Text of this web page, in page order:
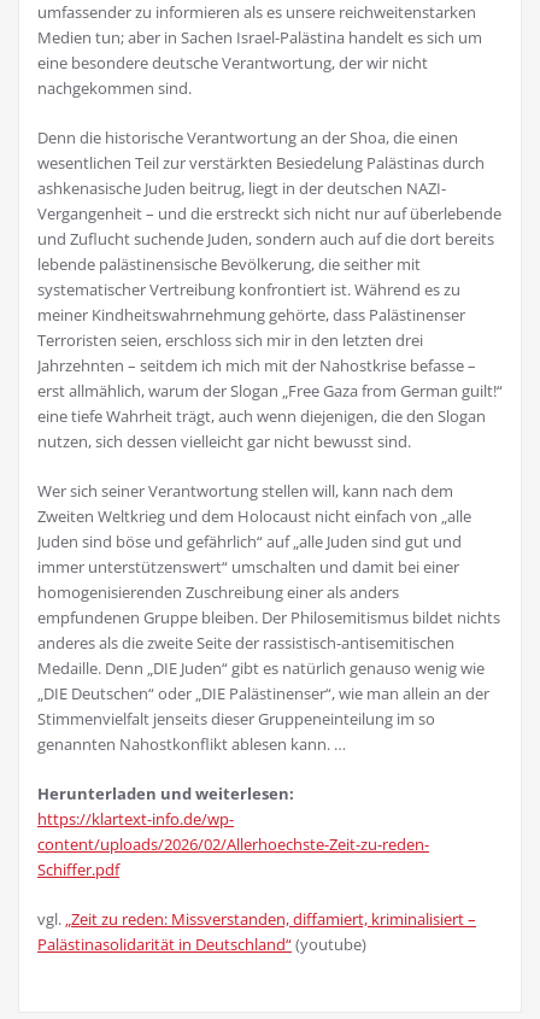
umfassender zu informieren als es unsere reichweitenstarken
Medien tun; aber in Sachen Israel-Palästina handelt es sich um
eine besondere deutsche Verantwortung, der wir nicht
nachgekommen sind.
Denn die historische Verantwortung an der Shoa, die einen
wesentlichen Teil zur verstärkten Besiedelung Palästinas durch
ashkenasische Juden beitrug, liegt in der deutschen NAZI-
Vergangenheit – und die erstreckt sich nicht nur auf überlebende
und Zuflucht suchende Juden, sondern auch auf die dort bereits
lebende palästinensische Bevölkerung, die seither mit
systematischer Vertreibung konfrontiert ist. Während es zu
meiner Kindheitswahrnehmung gehörte, dass Palästinenser
Terroristen seien, erschloss sich mir in den letzten drei
Jahrzehnten – seitdem ich mich mit der Nahostkrise befasse –
erst allmählich, warum der Slogan „Free Gaza from German guilt!“
eine tiefe Wahrheit trägt, auch wenn diejenigen, die den Slogan
nutzen, sich dessen vielleicht gar nicht bewusst sind.
Wer sich seiner Verantwortung stellen will, kann nach dem
Zweiten Weltkrieg und dem Holocaust nicht einfach von „alle
Juden sind böse und gefährlich“ auf „alle Juden sind gut und
immer unterstützenswert“ umschalten und damit bei einer
homogenisierenden Zuschreibung einer als anders
empfundenen Gruppe bleiben. Der Philosemitismus bildet nichts
anderes als die zweite Seite der rassistisch-antisemitischen
Medaille. Denn „DIE Juden“ gibt es natürlich genauso wenig wie
„DIE Deutschen“ oder „DIE Palästinenser“, wie man allein an der
Stimmenvielfalt jenseits dieser Gruppeneinteilung im so
genannten Nahostkonflikt ablesen kann. …
Herunterladen und weiterlesen:
https://klartext-info.de/wp-
content/uploads/2026/02/Allerhoechste-Zeit-zu-reden-
Schiffer.pdf
vgl. „Zeit zu reden: Missverstanden, diffamiert, kriminalisiert –
Palästinasolidarität in Deutschland“(youtube)